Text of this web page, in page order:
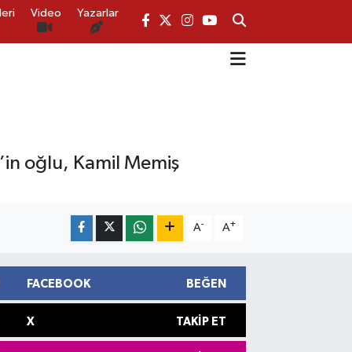
Video Yazarlar
oğlu, Kamil Memiş
A- A+
FACEBOOK BEĞEN
X TAKIP ET